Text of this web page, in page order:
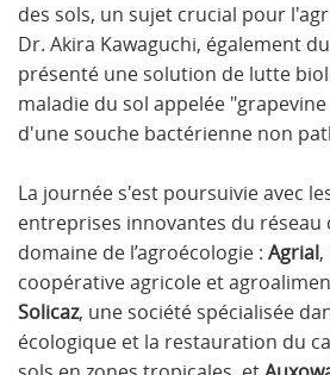
des sols, un sujet crucial pour
Dr. Akira Kawaguchi, également
présenté une solution de lutte
maladie du sol appelée
d'une souche bactérienne non
La journée s'est poursuivie avec
entreprises innovantes du réseau
domaine de l’agroécologie : Agrial
coopérative agricole et
Solicaz, une société spécialisée
écologique et la restauration du